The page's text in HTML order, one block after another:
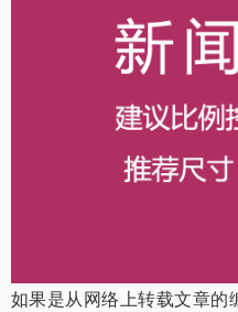
如果是从网络上转载文章